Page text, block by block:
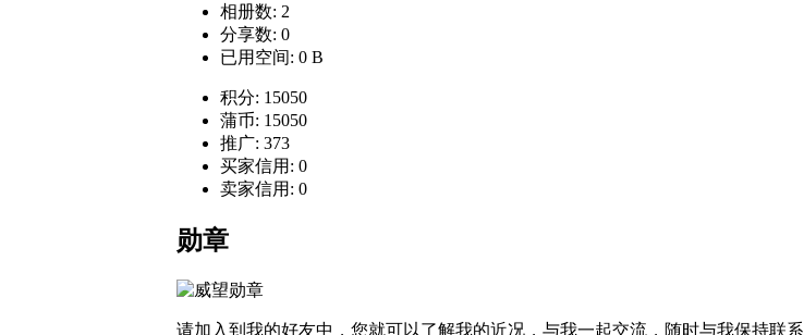
相册数: 2
分享数: 0
已用空间: 0 B
积分: 15050
蒲币: 15050
推广: 373
买家信用: 0
卖家信用: 0
勋章
请加入到我的好友中，您就可以了解我的近况，与我一起交流，随时与我保持联系